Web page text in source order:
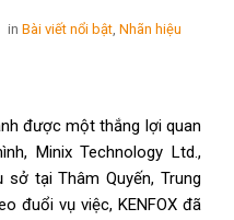
inBài viết nổi bật,Nhãn hiệu
được một thắng lợi quan
Minix Technology Ltd.,
tại Thâm Quyến, Trung
đuổi vụ việc, KENFOX đã